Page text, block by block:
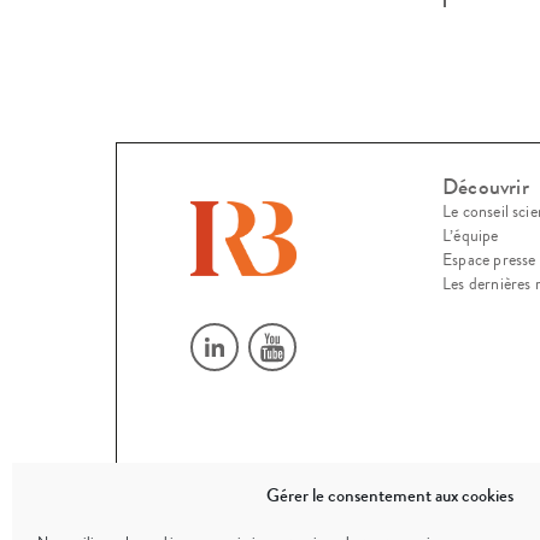
Gérer le consentement aux cookies
Découvrir
Le conseil
L’équipe
Espace presse
Les dernières